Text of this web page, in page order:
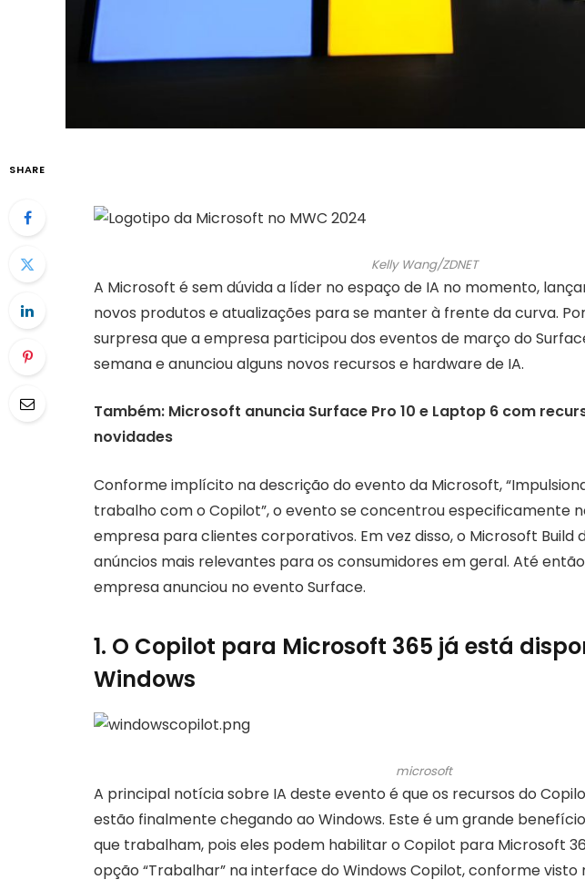
SHARE
Kelly Wang/ZDNET
A Microsoft é sem dúvida a líder no espaço de IA no momento,
novos produtos e atualizações para se manter à frente da curva.
surpresa que a empresa participou dos eventos de março do
semana e anunciou alguns novos recursos e hardware de IA.
Também: Microsoft anuncia Surface Pro 10 e Laptop 6 com
novidades
Conforme implícito na descrição do evento da Microsoft,
trabalho com o Copilot”, o evento se concentrou especificamente
empresa para clientes corporativos. Em vez disso, o Microsoft Build
anúncios mais relevantes para os consumidores em geral. Até
empresa anunciou no evento Surface.
1. O Copilot para Microsoft 365 já está
Windows
microsoft
A principal notícia sobre IA deste evento é que os recursos do
estão finalmente chegando ao Windows. Este é um grande
que trabalham, pois eles podem habilitar o Copilot para Microsoft
opção “Trabalhar” na interface do Windows Copilot, conforme visto